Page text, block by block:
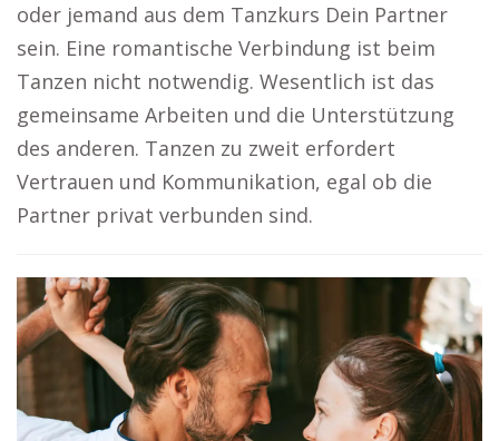
oder jemand aus dem Tanzkurs Dein Partner
sein. Eine romantische Verbindung ist beim
Tanzen nicht notwendig. Wesentlich ist das
gemeinsame Arbeiten und die Unterstützung
des anderen. Tanzen zu zweit erfordert
Vertrauen und Kommunikation, egal ob die
Partner privat verbunden sind.